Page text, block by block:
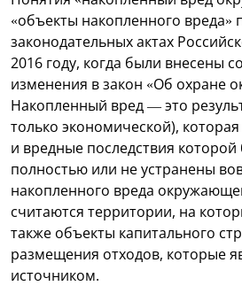
«объекты накопленного вреда»
законодательных актах
2016 году, когда были внесены
изменения в закон «Об охране
Накопленный вред — это
только экономической),
и вредные последствия
полностью или не устранены
накопленного вреда
считаются территории, на
также объекты капитального
размещения отходов, которые
источником.